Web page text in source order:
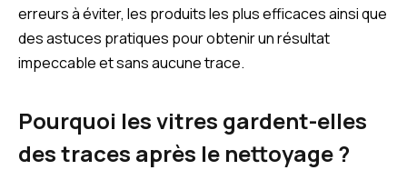
erreurs à éviter, les produits les plus efficaces ainsi que
des astuces pratiques pour obtenir un résultat
impeccable et sans aucune trace.
Pourquoi les vitres gardent-elles
des traces après le nettoyage ?